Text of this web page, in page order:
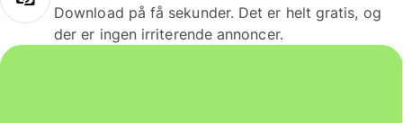
Download på få sekunder. Det er helt gratis, og
der er ingen irriterende annoncer.